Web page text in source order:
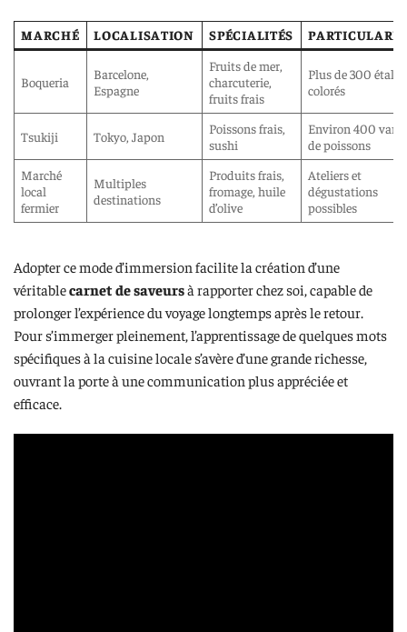
MARCHÉ LOCALISATION SPÉCIALITÉS
Boqueria
Barcelone,
Espagne
Fruits de mer,
charcuterie,
fruits frais
Plus de 300 étals
colorés
Tsukiji Tokyo, Japon
Poissons frais,
sushi
Environ 400
de poissons
Marché
local
fermier
Multiples
destinations
Produits frais,
fromage, huile
d’olive
Ateliers et
dégustations
possibles
Adopter ce mode d’immersion facilite la création d’une
véritablecarnet de saveursà rapporter chez soi, capable de
prolonger l’expérience du voyage longtemps après le retour.
Pour s’immerger pleinement, l’apprentissage de quelques mots
spécifiques à la cuisine locale s’avère d’une grande richesse,
ouvrant la porte à une communication plus appréciée et
efficace.